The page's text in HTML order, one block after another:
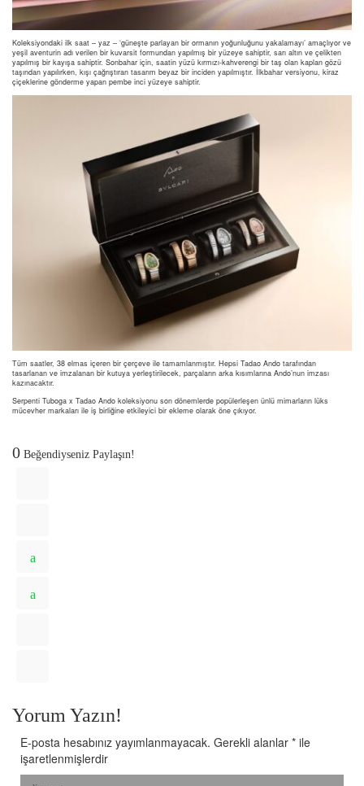
Koleksiyondaki ilk saat – yaz – ‘güneşte parlayan bir ormanın yoğunluğunu yakalamayı’ amaçlıyor ve
yeşil aventurin adı verilen bir kuvarsit formundan yapılmış bir yüzeye sahiptir, sarı altın ve çelikten
yapılmış bir kayışa sahiptir. Sonbahar için, saatin yüzü kırmızı-kahverengi bir taş olan kaplan gözü
taşından yapılırken, kışı çağrıştıran tasarım beyaz bir inciden yapılmıştır. İlkbahar versiyonu, kiraz
çiçeklerine gönderme yapan pembe inci yüzeye sahiptir.
Tüm saatler, 38 elmas içeren bir çerçeve ile tamamlanmıştır. Hepsi Tadao Ando tarafından
tasarlanan ve imzalanan bir kutuya yerleştirilecek, parçaların arka kısımlarına Ando’nun imzası
kazınacaktır.
Serpenti Tuboga x Tadao Ando koleksiyonu son dönemlerde popülerleşen ünlü mimarların lüks
mücevher markaları ile iş birliğine etkileyici bir ekleme olarak öne çıkıyor.
0 Beğendiyseniz Paylaşın!
Yorum Yazın!
E-posta hesabınız yayımlanmayacak. Gerekli alanlar * ile
işaretlenmişlerdir